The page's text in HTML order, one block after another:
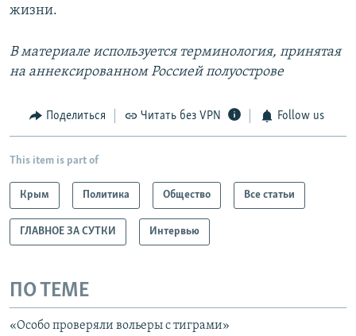
жизни.
В материале используется терминология, принятая
на аннексированном Россией полуострове
Поделиться Читать без VPN Follow us
This item is part of
Крым Политика Общество Все статьи
ГЛАВНОЕ ЗА СУТКИ Интервью
ПО ТЕМЕ
«Особо проверяли вольеры с тиграми»